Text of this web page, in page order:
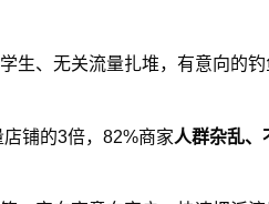
生、无关流量扎堆，有意向的钓
铺的3倍，82%商家人群杂乱、